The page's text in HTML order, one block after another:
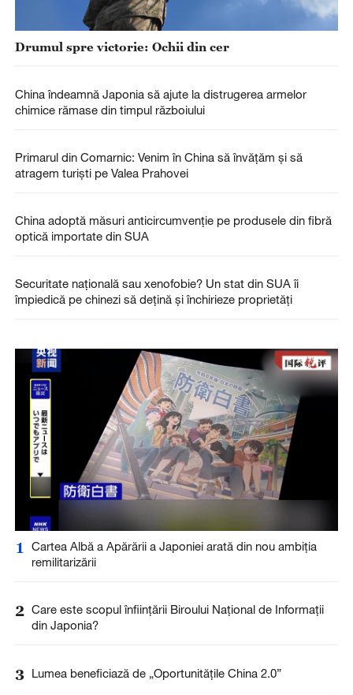
Drumul spre victorie: Ochii din cer
China îndeamnă Japonia să ajute la distrugerea armelor
chimice rămase din timpul războiului
Primarul din Comarnic: Venim în China să învățăm și să
atragem turiști pe Valea Prahovei
China adoptă măsuri anticircumvenție pe produsele din fibră
optică importate din SUA
Securitate națională sau xenofobie? Un stat din SUA îi
împiedică pe chinezi să dețină și închirieze proprietăți
1
Cartea Albă a Apărării a Japoniei arată din nou ambiția
remilitarizării
2 Care este scopul înființării Biroului Național de Informații
din Japonia?
3 Lumea beneficiază de „Oportunitățile China 2.0”